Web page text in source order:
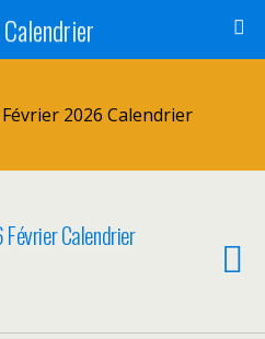
2026 Calendrier
Calendrier